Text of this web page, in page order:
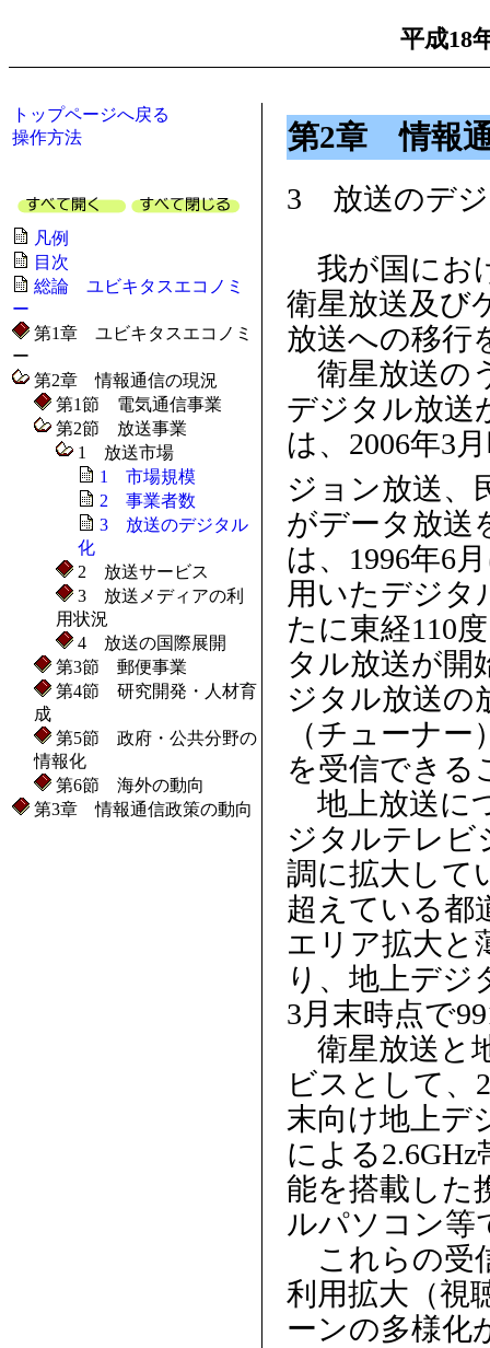
平成18
トップページへ戻る
操作方法
凡例
目次
総論 ユビキタスエコノミ
ー
第1章 ユビキタスエコノミ
ー
第2章 情報通信の現況
第1節 電気通信事業
第2節 放送事業
1 放送市場
1 市場規模
2 事業者数
3 放送のデジタル
化
2 放送サービス
3 放送メディアの利
用状況
4 放送の国際展開
第3節 郵便事業
第4節 研究開発・人材育
成
第5節 政府・公共分野の
情報化
第6節 海外の動向
第3章 情報通信政策の動向
第2章 情報
3 放送のデ
我が国にお
衛星放送及び
放送への移行
衛星放送の
デジタル放送
は、2006年3
ジョン放送、
がデータ放送
は、1996年6
用いたデジタ
たに東経110
タル放送が開
ジタル放送の
（チューナ
を受信できる
地上放送に
ジタルテレビ
調に拡大して
超えている都
エリア拡大と
り、地上デジ
3月末時点で
衛星放送と
ビスとして、
末向け地上デ
による
能を搭載した
ルパソコン等
これらの受
利用拡大（視
ーンの多様化